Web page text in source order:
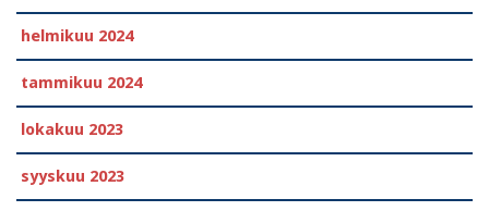
helmikuu 2024
tammikuu 2024
lokakuu 2023
syyskuu 2023